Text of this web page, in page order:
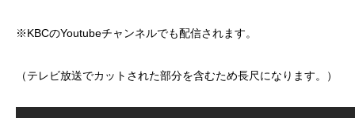
※KBCのYoutubeチャンネルでも配信されます。
（テレビ放送でカットされた部分を含むため長尺になります。）